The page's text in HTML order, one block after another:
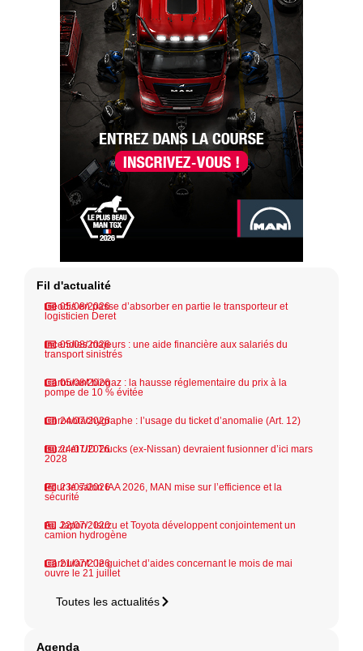
Fil d'actualité
05/08/2026
Geodis en passe d’absorber en partie le transporteur et
logisticien Deret
05/08/2026
Incendies majeurs : une aide financière aux salariés du
transport sinistrés
05/08/2026
Carburant biogaz : la hausse réglementaire du prix à la
pompe de 10 % évitée
24/07/2026
Chronotachygraphe : l’usage du ticket d’anomalie (Art. 12)
24/07/2026
Isuzu et UD Trucks (ex-Nissan) devraient fusionner d’ici mars
2028
23/07/2026
Pour le salon IAA 2026, MAN mise sur l’efficience et la
sécurité
22/07/2026
Au Japon : Isuzu et Toyota développent conjointement un
camion hydrogène
21/07/2026
Carburant : le guichet d’aides concernant le mois de mai
ouvre le 21 juillet
Toutes les actualités
Agenda